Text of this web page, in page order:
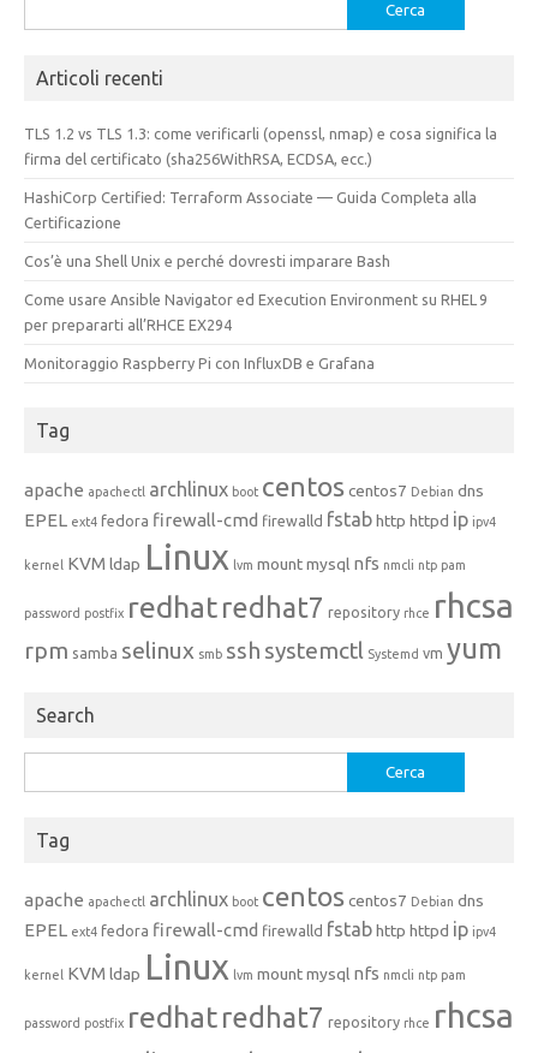
per:
Articoli recenti
TLS 1.2 vs TLS 1.3: come verificarli (openssl, nmap) e cosa significa la
firma del certificato (sha256WithRSA, ECDSA, ecc.)
HashiCorp Certified: Terraform Associate — Guida Completa alla
Certificazione
Cos’è una Shell Unix e perché dovresti imparare Bash
Come usare Ansible Navigator ed Execution Environment su RHEL 9
per prepararti all’RHCE EX294
Monitoraggio Raspberry Pi con InfluxDB e Grafana
Tag
apache apachectl archlinux boot centoscentos7 Debian dns
EPEL ext4 fedora firewall-cmd firewalld fstabhttp httpd ip ipv4
kernel KVM ldap Linux lvm mountmysql nfs nmcli ntp pam
password postfix redhatredhat7 repository rhce rhcsa
rpm samba selinux smb ssh systemctl Systemd vm yum
Search
per:
Tag
apache apachectl archlinux boot centoscentos7 Debian dns
EPEL ext4 fedora firewall-cmd firewalld fstabhttp httpd ip ipv4
kernel KVM ldap Linux lvm mountmysql nfs nmcli ntp pam
password postfix redhatredhat7 repository rhce rhcsa